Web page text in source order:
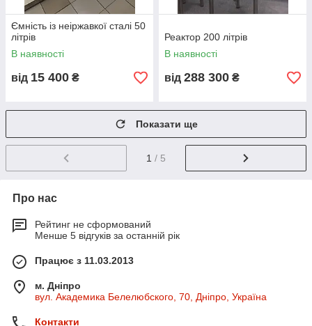
Обладнання, яке ви замовте в нас,
виготовляється "під ключ" у термін від 25
робочих днів із договору.
характеристики та комплектацію:
GMPсертифікації (полірування зварних
швів і поверхонь
Ra 0,6, сертифіковані
матеріали, технологічний процес)
Перемішувальний пристрій (мішалка)
рамного, якорного, пропелерного типу
Гомогенізатор
Дисольвер
Чилер для охолодження продукту
Тензодатчики для контролю ваги
продукту
Датчики температури для контролю
Ємність із неіржавкої сталі 50
літрів
В наявності
від 15 400 ₴
Реактор 200 літрів
В наявності
від 288 300 ₴
Показати ще
1 / 5
Про нас
Рейтинг не сформований
Менше 5 відгуків за останній рік
Працює з 11.03.2013
м. Дніпро
вул. Академика Белелюбского, 70, Дніпро, Україна
Контакти